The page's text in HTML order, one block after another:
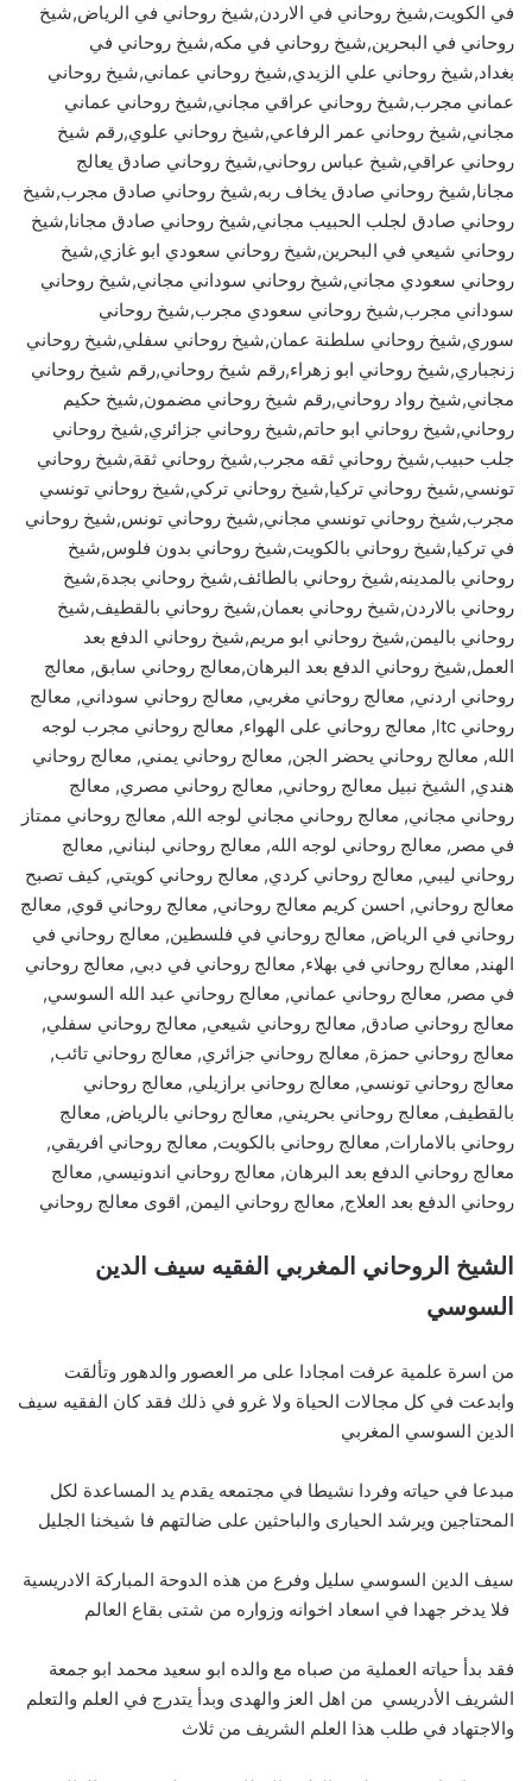
في الكويت,شيخ روحاني في الاردن,شيخ روحاني في الرياض,شيخ
روحاني في البحرين,شيخ روحاني في مكه,شيخ روحاني في
بغداد,شيخ روحاني علي الزيدي,شيخ روحاني عماني,شيخ روحاني
عماني مجرب,شيخ روحاني عراقي مجاني,شيخ روحاني عماني
مجاني,شيخ روحاني عمر الرفاعي,شيخ روحاني علوي,رقم شيخ
روحاني عراقي,شيخ عباس روحاني,شيخ روحاني صادق يعالج
مجانا,شيخ روحاني صادق يخاف ربه,شيخ روحاني صادق مجرب,شيخ
روحاني صادق لجلب الحبيب مجاني,شيخ روحاني صادق مجانا,شيخ
روحاني شيعي في البحرين,شيخ روحاني سعودي ابو غازي,شيخ
روحاني سعودي مجاني,شيخ روحاني سوداني مجاني,شيخ روحاني
سوداني مجرب,شيخ روحاني سعودي مجرب,شيخ روحاني
سوري,شيخ روحاني سلطنة عمان,شيخ روحاني سفلي,شيخ روحاني
زنجباري,شيخ روحاني ابو زهراء,رقم شيخ روحاني,رقم شيخ روحاني
مجاني,شيخ رواد روحاني,رقم شيخ روحاني مضمون,شيخ حكيم
روحاني,شيخ روحاني ابو حاتم,شيخ روحاني جزائري,شيخ روحاني
جلب حبيب,شيخ روحاني ثقه مجرب,شيخ روحاني ثقة,شيخ روحاني
تونسي,شيخ روحاني تركيا,شيخ روحاني تركي,شيخ روحاني تونسي
مجرب,شيخ روحاني تونسي مجاني,شيخ روحاني تونس,شيخ روحاني
في تركيا,شيخ روحاني بالكويت,شيخ روحاني بدون فلوس,شيخ
روحاني بالمدينه,شيخ روحاني بالطائف,شيخ روحاني بجدة,شيخ
روحاني بالاردن,شيخ روحاني بعمان,شيخ روحاني بالقطيف,شيخ
روحاني باليمن,شيخ روحاني ابو مريم,شيخ روحاني الدفع بعد
العمل,شيخ روحاني الدفع بعد البرهان,معالج روحاني سابق, معالج
روحاني اردني, معالج روحاني مغربي, معالج روحاني سوداني, معالج
روحاني ltc, معالج روحاني على الهواء, معالج روحاني مجرب لوجه
الله, معالج روحاني يحضر الجن, معالج روحاني يمني, معالج روحاني
هندي, الشيخ نبيل معالج روحاني, معالج روحاني مصري, معالج
روحاني مجاني, معالج روحاني مجاني لوجه الله, معالج روحاني ممتاز
في مصر, معالج روحاني لوجه الله, معالج روحاني لبناني, معالج
روحاني ليبي, معالج روحاني كردي, معالج روحاني كويتي, كيف تصبح
معالج روحاني, احسن كريم معالج روحاني, معالج روحاني قوي, معالج
روحاني في الرياض, معالج روحاني في فلسطين, معالج روحاني في
الهند, معالج روحاني في بهلاء, معالج روحاني في دبي, معالج روحاني
في مصر, معالج روحاني عماني, معالج روحاني عبد الله السوسي,
معالج روحاني صادق, معالج روحاني شيعي, معالج روحاني سفلي,
معالج روحاني حمزة, معالج روحاني جزائري, معالج روحاني تائب,
معالج روحاني تونسي, معالج روحاني برازيلي, معالج روحاني
بالقطيف, معالج روحاني بحريني, معالج روحاني بالرياض, معالج
روحاني بالامارات, معالج روحاني بالكويت, معالج روحاني افريقي,
معالج روحاني الدفع بعد البرهان, معالج روحاني اندونيسي, معالج
روحاني الدفع بعد العلاج, معالج روحاني اليمن, اقوى معالج روحاني
الشيخ الروحاني المغربي الفقيه سيف الدين
السوسي
من اسرة علمية عرفت امجادا على مر العصور والدهور وتألقت
وابدعت في كل مجالات الحياة ولا غرو في ذلك فقد كان الفقيه سيف
الدين السوسي المغربي
مبدعا في حياته وفردا نشيطا في مجتمعه يقدم يد المساعدة لكل
المحتاجين ويرشد الحيارى والباحثين على ضالتهم فا شيخنا الجليل
سيف الدين السوسي سليل وفرع من هذه الدوحة المباركة الادريسية
فلا يدخر جهدا في اسعاد اخوانه وزواره من شتى بقاع العالم
فقد بدأ حياته العملية من صباه مع والده ابو سعيد محمد ابو جمعة
الشريف الأدريسي من اهل العز والهدى وبدأ يتدرج في العلم والتعلم
والاجتهاد في طلب هذا العلم الشريف من ثلاث